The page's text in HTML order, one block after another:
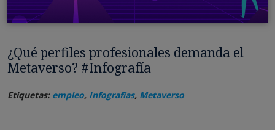
¿Qué perfiles profesionales demanda el
Metaverso? #Infografía
Etiquetas: empleo, Infografías, Metaverso